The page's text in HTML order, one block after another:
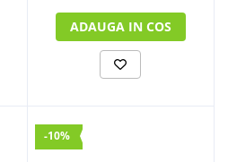
ADAUGA IN COS
-10%